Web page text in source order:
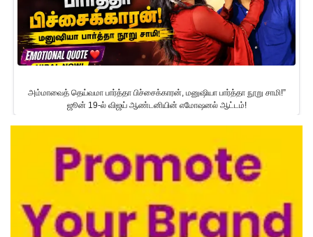
அம்மாவைத் தெய்வமா பார்த்தா பிச்சைக்காரன், மனுஷியா பார்த்தா நூறு சாமி!”
ஜூன் 19-ல் விஜய் ஆண்டனியின் எமோஷனல் ஆட்டம்!